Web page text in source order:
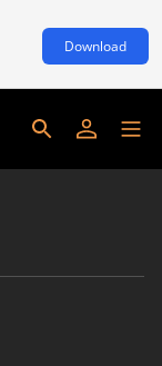
Download